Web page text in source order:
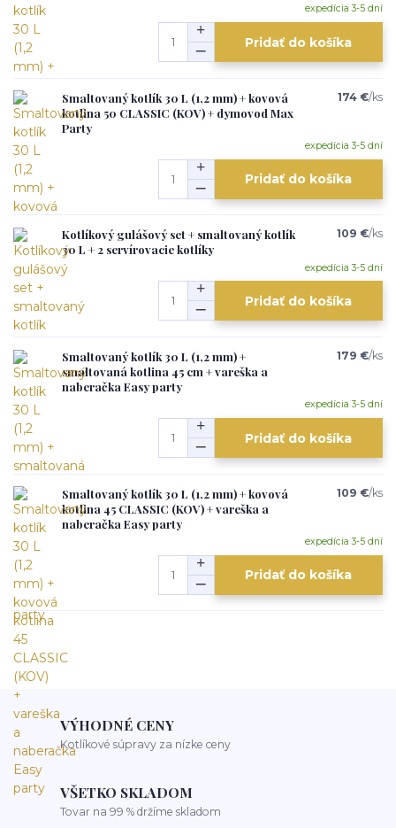
expedícia 3-5 dní
Pridať do košíka
Smaltovaný kotlík 30 L (1,2 mm) + kovová
kotlina 50 CLASSIC (KOV) + dymovod Max
Party
174 €/ks
expedícia 3-5 dní
Pridať do košíka
Kotlíkový gulášový set + smaltovaný kotlík
30 L + 2 servírovacie kotlíky
109 €/ks
expedícia 3-5 dní
Pridať do košíka
Smaltovaný kotlík 30 L (1,2 mm) +
smaltovaná kotlina 45 cm + vareška a
naberačka Easy party
179 €/ks
expedícia 3-5 dní
Pridať do košíka
Smaltovaný kotlík 30 L (1,2 mm) + kovová
kotlina 45 CLASSIC (KOV) + vareška a
naberačka Easy party
109 €/ks
expedícia 3-5 dní
Pridať do košíka
VÝHODNÉ CENY
Kotlíkové súpravy za nízke ceny
VŠETKO SKLADOM
Tovar na 99 % držíme skladom